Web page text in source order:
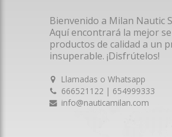
Bienvenido a Milan Nautic
Aquí encontrará la mejor
productos de calidad a un
insuperable. ¡Disfrútelos!
Llamadas o Whatsapp
666521122 | 654999333
info@nauticamilan.com